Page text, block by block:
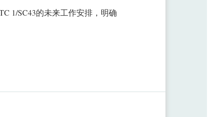
1/SC43的未来工作安排，明确